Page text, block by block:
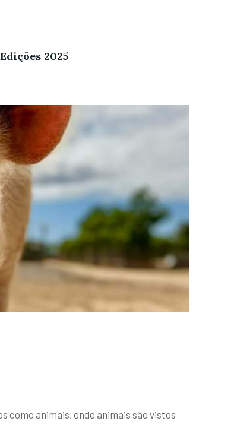
Edições 2025
como animais, onde animais são vistos